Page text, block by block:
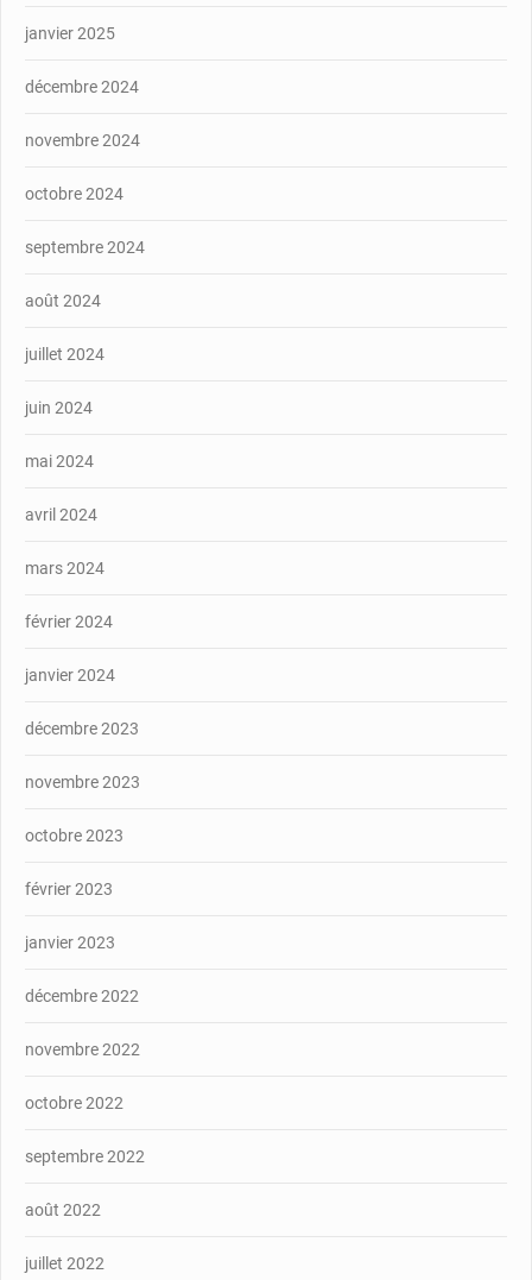
janvier 2025
décembre 2024
novembre 2024
octobre 2024
septembre 2024
août 2024
juillet 2024
juin 2024
mai 2024
avril 2024
mars 2024
février 2024
janvier 2024
décembre 2023
novembre 2023
octobre 2023
février 2023
janvier 2023
décembre 2022
novembre 2022
octobre 2022
septembre 2022
août 2022
juillet 2022